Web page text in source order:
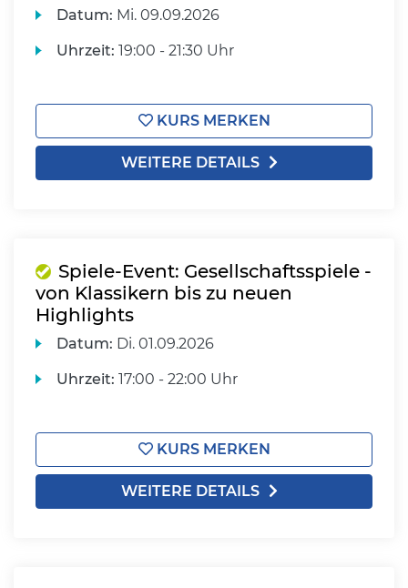
Datum: Mi. 09.09.2026
Uhrzeit: 19:00 - 21:30 Uhr
KURS MERKEN
WEITERE DETAILS
Spiele-Event: Gesellschaftsspiele -
von Klassikern bis zu neuen
Highlights
Datum: Di. 01.09.2026
Uhrzeit: 17:00 - 22:00 Uhr
KURS MERKEN
WEITERE DETAILS